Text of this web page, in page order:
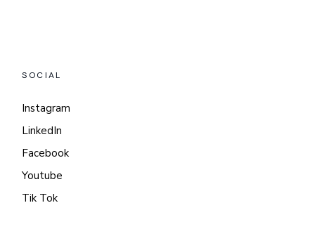
SOCIAL
Instagram
LinkedIn
Facebook
Youtube
Tik Tok